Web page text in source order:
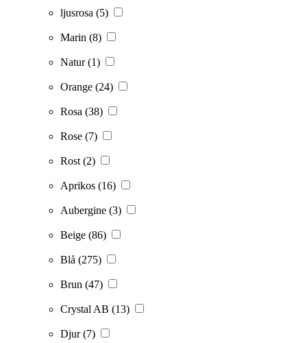
ljusrosa (5)
Marin (8)
Natur(1)
Orange (24)
Rosa (38)
Rose (7)
Rost (2)
Aprikos (16)
Aubergine (3)
Beige (86)
Blå (275)
Brun (47)
Crystal AB (13)
Djur(7)